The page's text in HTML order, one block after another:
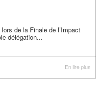
de la Finale de l’Impact
délégation...
En lire plus